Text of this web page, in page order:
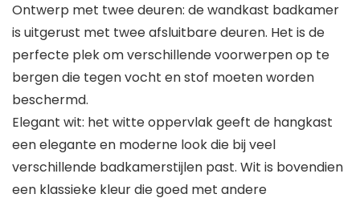
Ontwerp met twee deuren: de wandkast badkamer
is uitgerust met twee afsluitbare deuren. Het is de
perfecte plek om verschillende voorwerpen op te
bergen die tegen vocht en stof moeten worden
beschermd.
Elegant wit: het witte oppervlak geeft de hangkast
een elegante en moderne look die bij veel
verschillende badkamerstijlen past. Wit is bovendien
een klassieke kleur die goed met andere